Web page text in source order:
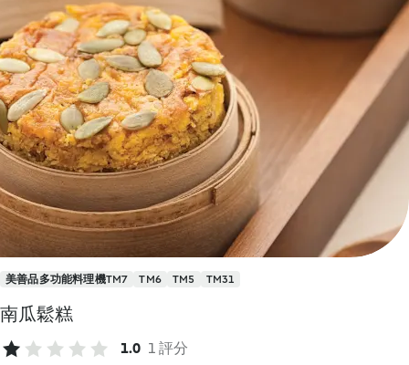
美善品多功能料理機TM7 TM6 TM5 TM31
南瓜鬆糕
1.0 1 評分